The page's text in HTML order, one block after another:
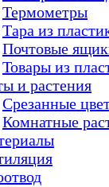
Термометры
Тара из
Почтовые
Товары из
и растения
Срезанные
Комнатные